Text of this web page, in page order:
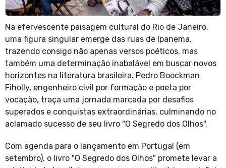
Na efervescente paisagem cultural do Rio de Janeiro,
uma figura singular emerge das ruas de Ipanema,
trazendo consigo não apenas versos poéticos, mas
também uma determinação inabalável em buscar novos
horizontes na literatura brasileira. Pedro Boockman
Fiholly, engenheiro civil por formação e poeta por
vocação, traça uma jornada marcada por desafios
superados e conquistas extraordinárias, culminando no
aclamado sucesso de seu livro "O Segredo dos Olhos".
Com agenda para o lançamento em Portugal (em
setembro), o livro "O Segredo dos Olhos" promete levar a